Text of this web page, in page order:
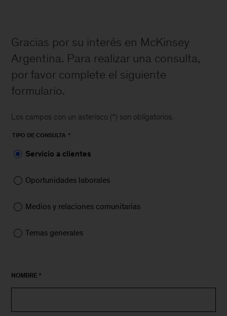
Gracias por su interés en McKinsey
Argentina. Para realizar una consulta,
por favor complete el siguiente
formulario.
Los campos con un asterisco (*) son obligatorios.
TIPO DE CONSULTA
Servicio a clientes
Oportunidades laborales
Medios y relaciones comunitarias
Temas generales
NOMBRE